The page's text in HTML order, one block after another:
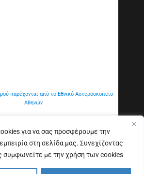
για να σας προσφέρουμε την
στη σελίδα μας. Συνεχίζοντας
συμφωνείτε με την χρήση των cookies
παρέχονται από το Εθνικό Αστεροσκοπείο
Αθηνών
Δήλωση προσβασιμότητας
Copyright © 2026. All Rights Reserved